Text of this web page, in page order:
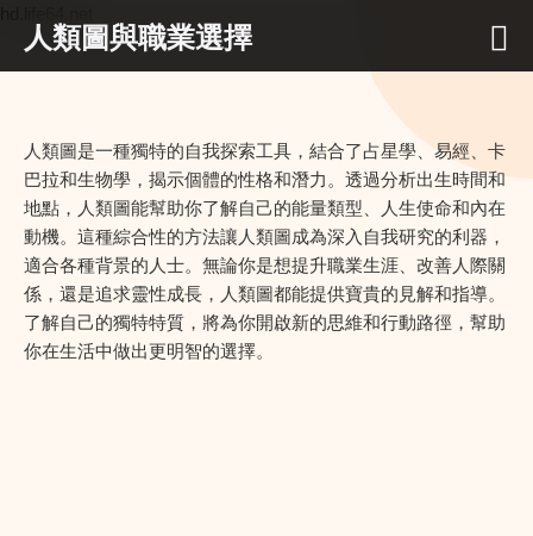
人類圖與職業選擇
人類圖是一種獨特的自我探索工具，結合了占星學、易經、卡
巴拉和生物學，揭示個體的性格和潛力。透過分析出生時間和
地點，人類圖能幫助你了解自己的能量類型、人生使命和內在
動機。這種綜合性的方法讓人類圖成為深入自我研究的利器，
適合各種背景的人士。無論你是想提升職業生涯、改善人際關
係，還是追求靈性成長，人類圖都能提供寶貴的見解和指導。
了解自己的獨特特質，將為你開啟新的思維和行動路徑，幫助
你在生活中做出更明智的選擇。